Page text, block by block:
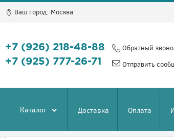
Ваш город: Москва
+7 (926) 218-48-88
+7 (925) 777-26-71
Обратный
Отправить
Каталог Доставка Оплата